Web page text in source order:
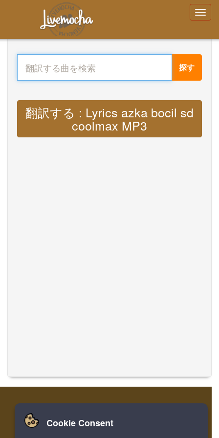
探す
翻訳する : Lyrics azka bocil sd
coolmax MP3
家 ログイン 登録
Cookie Consent